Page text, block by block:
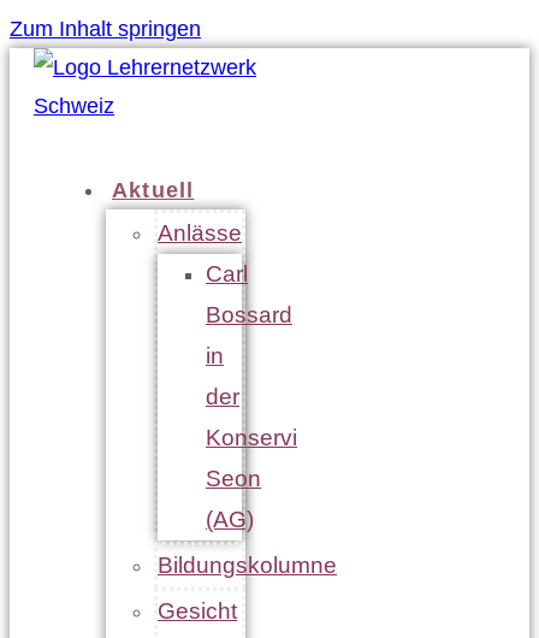
Zum Inhalt springen
Aktuell
Anlässe
Carl
Bossard
in
der
Konservi
Seon
(AG)
Bildungskolumne
Gesicht